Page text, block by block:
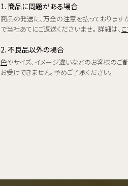
1. 商品に問題がある場合
商品の発送に、万全の注意を払っておりま
で当社あてにご返送くださいませ。 詳細は、
2. 不良品以外の場合
色やサイズ、イメージ違いなどのお客様のご
お受けできません。予めご了承ください。